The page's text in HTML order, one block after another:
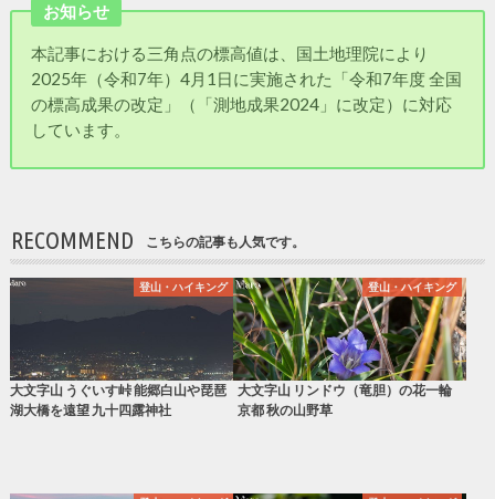
お知らせ
本記事における三角点の標高値は、国土地理院により
2025年（令和7年）4月1日に実施された「令和7年度 全国
の標高成果の改定」（「測地成果2024」に改定）に対応
しています。
RECOMMEND こちらの記事も人気です。
登山・ハイキング
大文字山 うぐいす峠 能郷白山や琵琶
湖大橋を遠望 九十四露神社
登山・ハイキング
大文字山 リンドウ（竜胆）の花一輪
京都 秋の山野草